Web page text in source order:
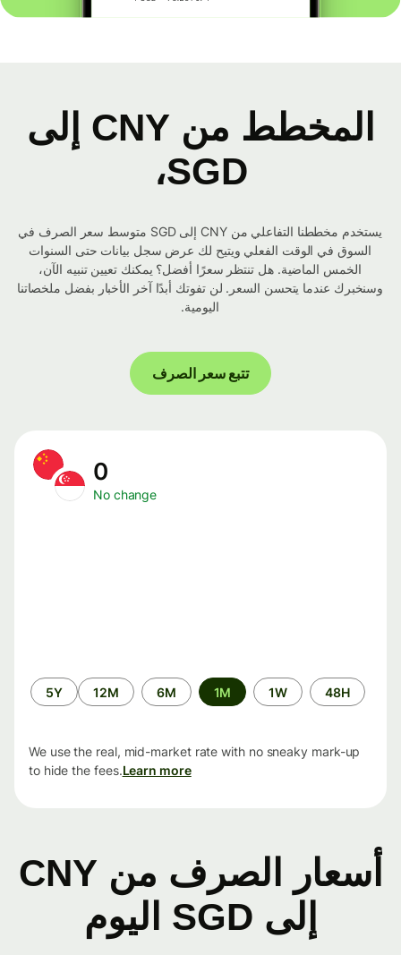
المخطط من CNY إلى
SGD،
يستخدم مخططنا التفاعلي من CNY إلى SGD متوسط ​​سعر الصرف في
السوق في الوقت الفعلي ويتيح لك عرض سجل بيانات حتى السنوات
الخمس الماضية. هل تنتظر سعرًا أفضل؟ يمكنك تعيين تنبيه الآن،
وسنخبرك عندما يتحسن السعر. لن تفوتك أبدًا آخر الأخبار بفضل ملخصاتنا
اليومية.
تتبع سعر الصرف
No change
الفترة
الزمنية
48H
1W
1M
6M
12M
5Y
We use the real, mid-market rate with no sneaky mark-up
to hide the fees.Learn more
أسعار الصرف من CNY
إلى SGD اليوم